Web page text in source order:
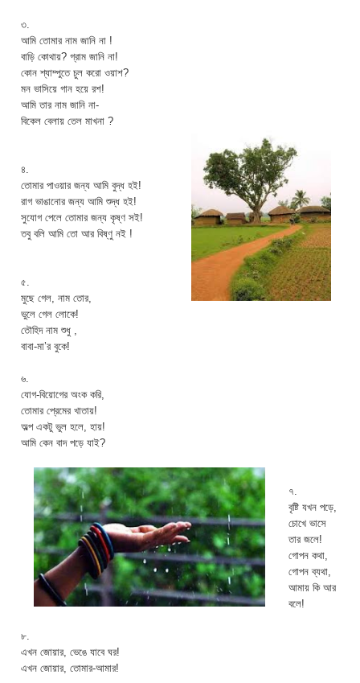
৩.
আমি তোমার নাম জানি না !
বাড়ি কোথায়? গ্রাম জানি না!
কোন শ্যাম্পুতে চুল করো ওয়াশ?
মন ভাসিয়ে গান হয়ে রশ!
আমি তার নাম জানি না-
বিকেল বেলায় তেল মাখনা ?
৪.
তোমার পাওয়ার জন্য আমি বুদ্ধ হই!
রাগ ভাঙানোর জন্য আমি শুদ্ধ হই!
সুযোগ পেলে তোমার জন্য কৃষ্ণ সই!
তবু বলি আমি তো আর বিষ্ণু নই !
৫.
মুছে গেল, নাম তোর,
ভুলে গেল লোকে!
তৌহিদ নাম শুধু ,
বাবা-মা’র বুকে!
৬.
যোগ-বিয়োগের অংক করি,
তোমার প্রেমের খাতায়!
অল্প একটু ভুল হলে, হায়!
আমি কেন বাদ পড়ে যাই?
৭.
বৃষ্টি যখন পড়ে,
চোখে ভাসে
তার জলে!
গোপন কথা,
গোপন ব্যথা,
আমায় কি আর
বলে!
৮.
এখন জোয়ার, ভেঙে যাবে ঘর!
এখন জোয়ার, তোমার-আমার!